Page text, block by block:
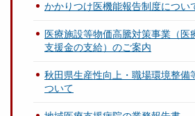
かかりつけ医機能報告制度につい
医療施設等物価高騰対策事業（医
支援金の支給）のご案内
秋田県生産性向上・職場環境整備
ついて